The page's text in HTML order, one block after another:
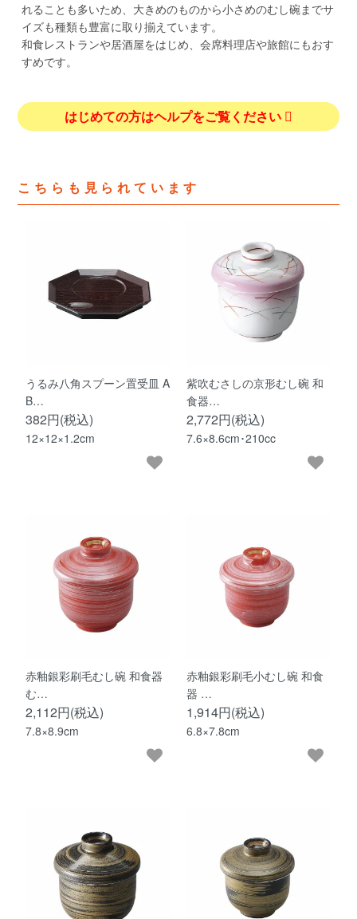
れることも多いため、大きめのものから小さめのむし碗までサ
イズも種類も豊富に取り揃えています。
和食レストランや居酒屋をはじめ、会席料理店や旅館にもおす
すめです。
はじめての方はヘルプをご覧ください
こちらも見られています
うるみ八角スプーン置受皿 A
B…
382円(税込)
12×12×1.2cm
紫吹むさしの京形むし碗 和
食器…
2,772円(税込)
7.6×8.6cm･210cc
赤釉銀彩刷毛むし碗 和食器
む…
2,112円(税込)
7.8×8.9cm
赤釉銀彩刷毛小むし碗 和食
器 …
1,914円(税込)
6.8×7.8cm